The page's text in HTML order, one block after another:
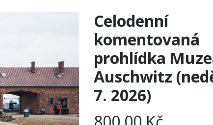
Celodenní
komentovaná
prohlídka
Auschwitz
7. 2026)